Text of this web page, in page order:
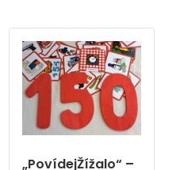
„PovídejŽížalo“ –